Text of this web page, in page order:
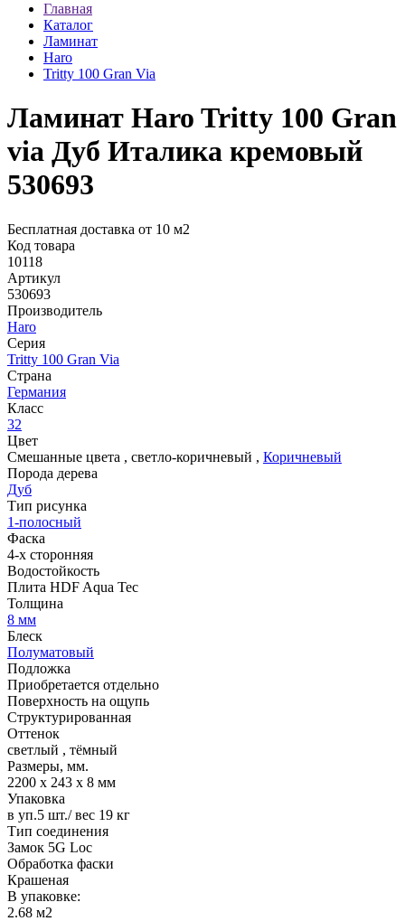
Главная
Каталог
Ламинат
Haro
Tritty 100 Gran Via
Ламинат Haro Tritty 100 Gran
via Дуб Италика кремовый
530693
Бесплатная доставка от 10 м2
Код товара
10118
Артикул
530693
Производитель
Haro
Серия
Tritty 100 Gran Via
Страна
Германия
Класс
32
Цвет
Смешанные цвета , светло-коричневый , Коричневый
Порода дерева
Дуб
Тип рисунка
1-полосный
Фаска
4-х сторонняя
Водостойкость
Плита HDF Aqua Tec
Толщина
8 мм
Блеск
Полуматовый
Подложка
Приобретается отдельно
Поверхность на ощупь
Структурированная
Оттенок
светлый , тёмный
Размеры, мм.
2200 х 243 х 8 мм
Упаковка
в уп.5 шт./ вес 19 кг
Тип соединения
Замок 5G Loc
Обработка фаски
Крашеная
В упаковке:
2.68 м2